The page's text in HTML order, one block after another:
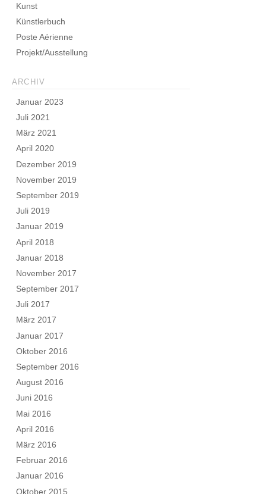
Kunst
Künstlerbuch
Poste Aérienne
Projekt/Ausstellung
ARCHIV
Januar 2023
Juli 2021
März 2021
April 2020
Dezember 2019
November 2019
September 2019
Juli 2019
Januar 2019
April 2018
Januar 2018
November 2017
September 2017
Juli 2017
März 2017
Januar 2017
Oktober 2016
September 2016
August 2016
Juni 2016
Mai 2016
April 2016
März 2016
Februar 2016
Januar 2016
Oktober 2015